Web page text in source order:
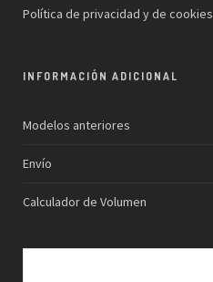
Política de privacidad y de cookies
INFORMACIÓN ADICIONAL
Modelos anteriores
Envío
Calculador de Volumen